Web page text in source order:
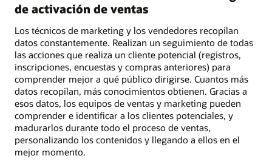
de activación de ventas
Los técnicos de marketing y los vendedores recopilan
datos constantemente. Realizan un seguimiento de todas
las acciones que realiza un cliente potencial (registros,
inscripciones, encuestas y compras anteriores) para
comprender mejor a qué público dirigirse. Cuantos más
datos recopilan, más conocimientos obtienen. Gracias a
esos datos, los equipos de ventas y marketing pueden
comprender e identificar a los clientes potenciales, y
madurarlos durante todo el proceso de ventas,
personalizando los contenidos y llegando a ellos en el
mejor momento.